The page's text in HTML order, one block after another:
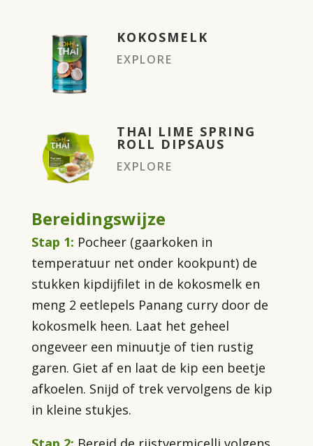
KOKOSMELK
EXPLORE
THAI LIME SPRING
ROLL DIPSAUS
EXPLORE
Bereidingswijze
Stap 1: Pocheer (gaarkoken in
temperatuur net onder kookpunt) de
stukken kipdijfilet in de kokosmelk en
meng 2 eetlepels Panang curry door de
kokosmelk heen. Laat het geheel
ongeveer een minuutje of tien rustig
garen. Giet af en laat de kip een beetje
afkoelen. Snijd of trek vervolgens de kip
in kleine stukjes.